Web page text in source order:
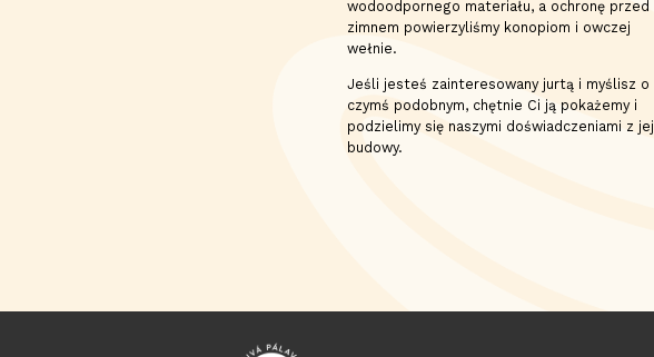
wodoodpornego materiału, a ochronę przed
zimnem powierzyliśmy konopiom i owczej
wełnie.
Jeśli jesteś zainteresowany jurtą i myślisz o
czymś podobnym, chętnie Ci ją pokażemy i
podzielimy się naszymi doświadczeniami z jej
budowy.